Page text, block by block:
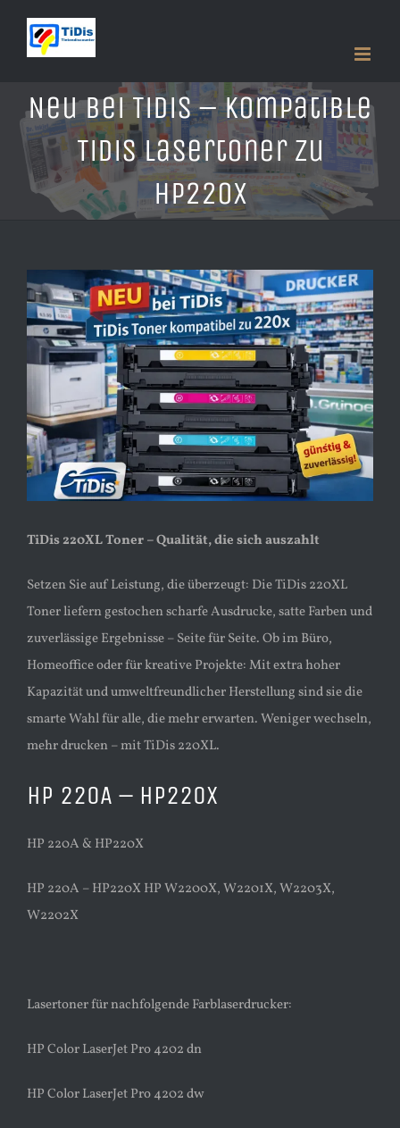
Inhalt
Neu bei TiDis – Kompatible
TiDis Lasertoner zu
HP220X
Zeige
grösseres
Bild
TiDis 220XL Toner – Qualität, die sich auszahlt
Setzen Sie auf Leistung, die überzeugt: Die TiDis 220XL
Toner liefern gestochen scharfe Ausdrucke, satte Farben und
zuverlässige Ergebnisse – Seite für Seite. Ob im Büro,
Homeoffice oder für kreative Projekte: Mit extra hoher
Kapazität und umweltfreundlicher Herstellung sind sie die
smarte Wahl für alle, die mehr erwarten. Weniger wechseln,
mehr drucken – mit TiDis 220XL.
HP 220A – HP220X
HP 220A & HP220X
HP 220A – HP220X HP W2200X, W2201X, W2203X,
W2202X
Lasertoner für nachfolgende Farblaserdrucker:
HP Color LaserJet Pro 4202 dn
HP Color LaserJet Pro 4202 dw